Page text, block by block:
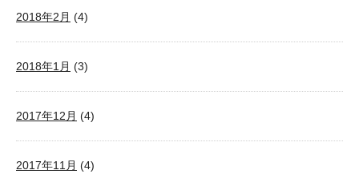
2018年2月 (4)
2018年1月 (3)
2017年12月 (4)
2017年11月 (4)